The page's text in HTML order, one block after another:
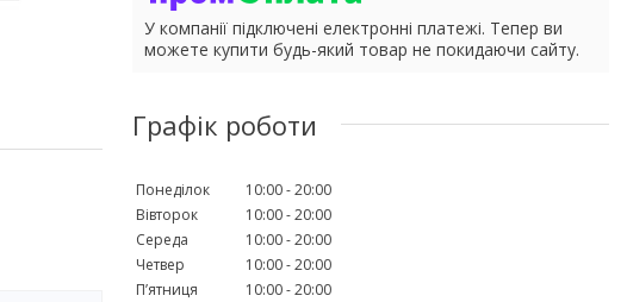
У компанії підключені електронні платежі. Тепер ви
можете купити будь-який товар не покидаючи сайту.
Графік роботи
Понеділок 10:00 20:00
Вівторок
10:00 20:00
Середа
10:00 20:00
Четвер
10:00 20:00
Пʼятниця
10:00 20:00